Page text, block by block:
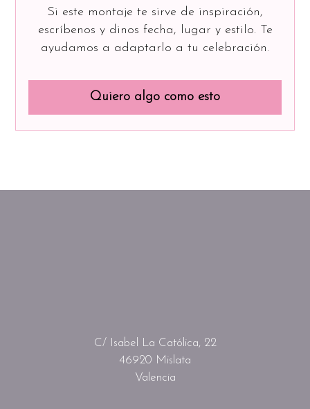
Si este montaje te sirve de inspiración,
escríbenos y dinos fecha, lugar y estilo. Te
ayudamos a adaptarlo a tu celebración.
Quiero algo como esto
C/ Isabel La Católica, 22
46920 Mislata
Valencia